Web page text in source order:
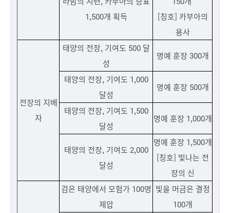
1,500개 획득
[칭호] 카부아의
용사
전장의 지배
자
태양의 전장, 기여도 500 달
성
명예 훈장 300개
태양의 전장, 기여도 1,000
달성
명예 훈장 500개
태양의 전장, 기여도 1,500
달성
명예 훈장 1,000개
태양의 전장, 기여도 2,000
달성
명예 훈장 1,500개
[칭호] 빛나는 전
장의 신
검은 태양에서 모험가 100명
제압
빛을 머금은 결정
100개